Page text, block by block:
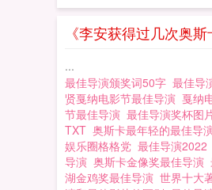
《李安获得过几次奥
...
最佳导演颁奖词50字 最佳导
贤戛纳电影节最佳导演 戛纳
节最佳导演 最佳导演奖杯图
TXT 奥斯卡最年轻的最佳导
娱乐圈格格党 最佳导演2022
导演 奥斯卡金像奖最佳导演
湖金鸡奖最佳导演 世界十大